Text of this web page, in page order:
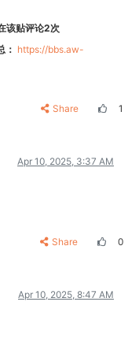
该贴评论2次
： https://bbs.aw-
Share 1
Apr 10, 2025, 3:37 AM
Share 0
Apr 10, 2025, 8:47 AM